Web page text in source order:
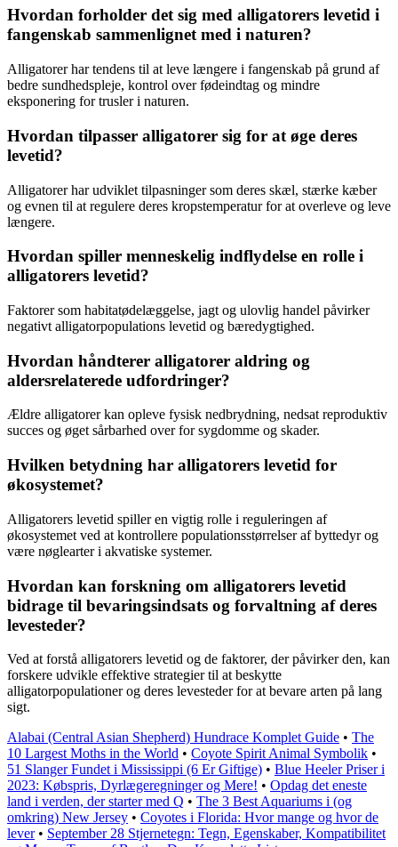
Hvordan forholder det sig med alligatorers levetid i
fangenskab sammenlignet med i naturen?
Alligatorer har tendens til at leve længere i fangenskab på grund af
bedre sundhedspleje, kontrol over fødeindtag og mindre
eksponering for trusler i naturen.
Hvordan tilpasser alligatorer sig for at øge deres
levetid?
Alligatorer har udviklet tilpasninger som deres skæl, stærke kæber
og evnen til at regulere deres kropstemperatur for at overleve og leve
længere.
Hvordan spiller menneskelig indflydelse en rolle i
alligatorers levetid?
Faktorer som habitatødelæggelse, jagt og ulovlig handel påvirker
negativt alligatorpopulations levetid og bæredygtighed.
Hvordan håndterer alligatorer aldring og
aldersrelaterede udfordringer?
Ældre alligatorer kan opleve fysisk nedbrydning, nedsat reproduktiv
succes og øget sårbarhed over for sygdomme og skader.
Hvilken betydning har alligatorers levetid for
økosystemet?
Alligatorers levetid spiller en vigtig rolle i reguleringen af
økosystemet ved at kontrollere populationsstørrelser af byttedyr og
være nøglearter i akvatiske systemer.
Hvordan kan forskning om alligatorers levetid
bidrage til bevaringsindsats og forvaltning af deres
levesteder?
Ved at forstå alligatorers levetid og de faktorer, der påvirker den, kan
forskere udvikle effektive strategier til at beskytte
alligatorpopulationer og deres levesteder for at bevare arten på lang
sigt.
Alabai (Central Asian Shepherd) Hundrace Komplet Guide • The
10 Largest Moths in the World • Coyote Spirit Animal Symbolik •
51 Slanger Fundet i Mississippi (6 Er Giftige) • Blue Heeler Priser i
2023: Købspris, Dyrlægeregninger og Mere! • Opdag det eneste
land i verden, der starter med Q • The 3 Best Aquariums i (og
omkring) New Jersey • Coyotes i Florida: Hvor mange og hvor de
lever• September 28 Stjernetegn: Tegn, Egenskaber, Kompatibilitet